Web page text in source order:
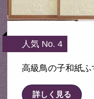
人気 No. 4
高級鳥の子和紙
詳しく見る